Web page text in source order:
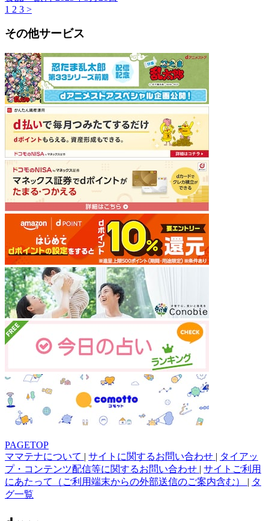
1 2 3 >
その他サービス
PAGETOP
ママテナについて | サイトに関するお問い合わせ | タイアッ
プ・コンテンツ配信等に関するお問い合わせ | サイトご利用
にあたって（ご利用端末からの外部送信のご案内含む） | タ
グ一覧